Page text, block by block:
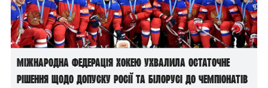
Міжнародна федерація хокею ухвалила остаточне
рішення щодо допуску росії та білорусі до чемпіонатів